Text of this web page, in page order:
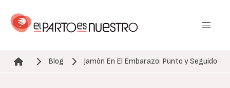
contenido
Ruta de navegación
Blog Jamón En El Embarazo: Punto y Seguido